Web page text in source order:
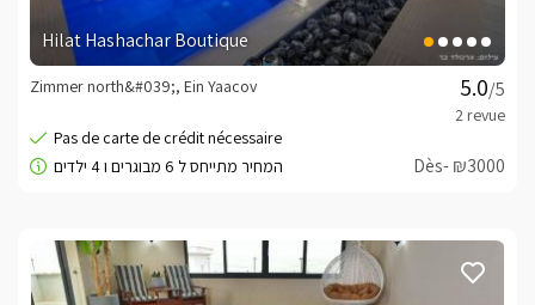
Hilat Hashachar Boutique
/5
Zimmer north&#039;, Ein Yaacov
Dès- ₪3000